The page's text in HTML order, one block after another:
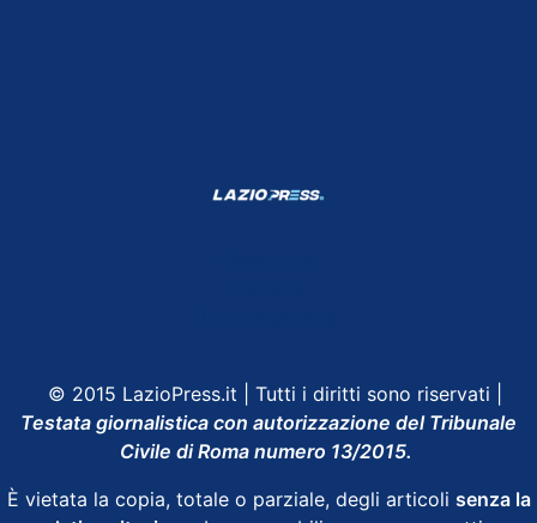
© 2015 LazioPress.it | Tutti i diritti sono riservati |
Testata giornalistica con autorizzazione del Tribunale
Civile di Roma numero 13/2015.
È vietata la copia, totale o parziale, degli articoli senza la